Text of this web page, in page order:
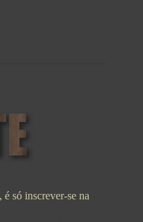
só inscrever-se na